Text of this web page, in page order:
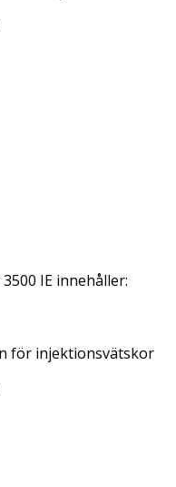
IE innehåller:
för injektionsvätskor